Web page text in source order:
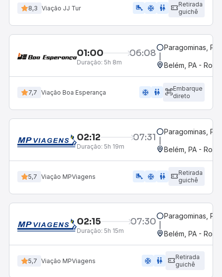
8,3 Viação JJ Tur airline_seat_legroom_extra ac_unit wc
Retirada
guichê
01:00 06:08
Duração: 5h 8m
Paragominas, PA
Belém, PA -
7,7 Viação Boa Esperança ac_unit wc
Embarque
direto
02:12 07:31
Duração: 5h 19m
Paragominas, PA
Belém, PA -
5,7 Viação MPViagens airline_seat_legroom_extra ac_unit wc
Retirada
guichê
02:15 07:30
Duração: 5h 15m
Paragominas, PA
Belém, PA -
5,7 Viação MPViagens ac_unit wc
Retirada
guichê